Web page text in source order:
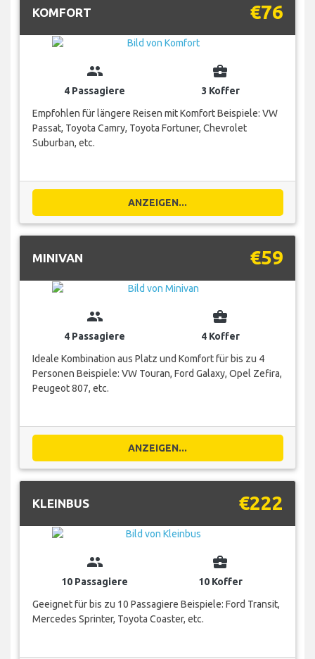
KOMFORT €76
group
4 Passagiere
business_center
3 Koffer
Empfohlen für längere Reisen mit Komfort Beispiele: VW
Passat, Toyota Camry, Toyota Fortuner, Chevrolet
Suburban, etc.
ANZEIGEN...
MINIVAN €59
group
4 Passagiere
business_center
4 Koffer
Ideale Kombination aus Platz und Komfort für bis zu 4
Personen Beispiele: VW Touran, Ford Galaxy, Opel Zefira,
Peugeot 807, etc.
ANZEIGEN...
KLEINBUS €222
group
10 Passagiere
business_center
10 Koffer
Geeignet für bis zu 10 Passagiere Beispiele: Ford Transit,
Mercedes Sprinter, Toyota Coaster, etc.